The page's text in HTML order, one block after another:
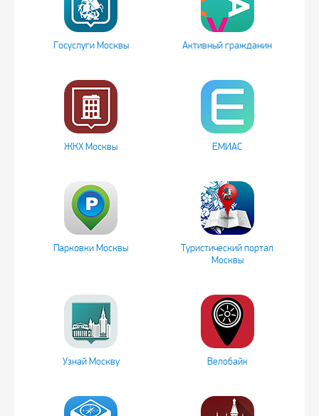
Госуслуги Москвы Активный гражданин
ЖКХ Москвы ЕМИАС
Парковки Москвы
Туристический портал
Москвы
Узнай Москву Велобайк